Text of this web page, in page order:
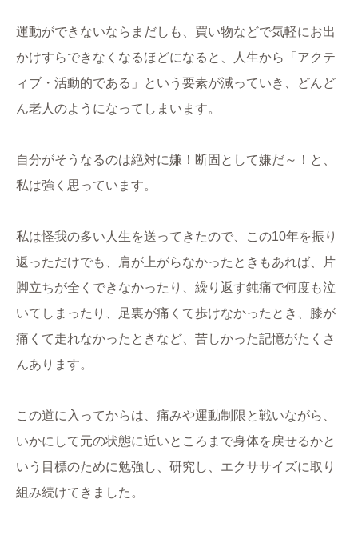
運動ができないならまだしも、買い物などで気軽にお出
かけすらできなくなるほどになると、人生から「アクテ
ィブ・活動的である」という要素が減っていき、どんど
ん老人のようになってしまいます。
自分がそうなるのは絶対に嫌！断固として嫌だ～！と、
私は強く思っています。
私は怪我の多い人生を送ってきたので、この10年を振り
返っただけでも、肩が上がらなかったときもあれば、片
脚立ちが全くできなかったり、繰り返す鈍痛で何度も泣
いてしまったり、足裏が痛くて歩けなかったとき、膝が
痛くて走れなかったときなど、苦しかった記憶がたくさ
んあります。
この道に入ってからは、痛みや運動制限と戦いながら、
いかにして元の状態に近いところまで身体を戻せるかと
いう目標のために勉強し、研究し、エクササイズに取り
組み続けてきました。